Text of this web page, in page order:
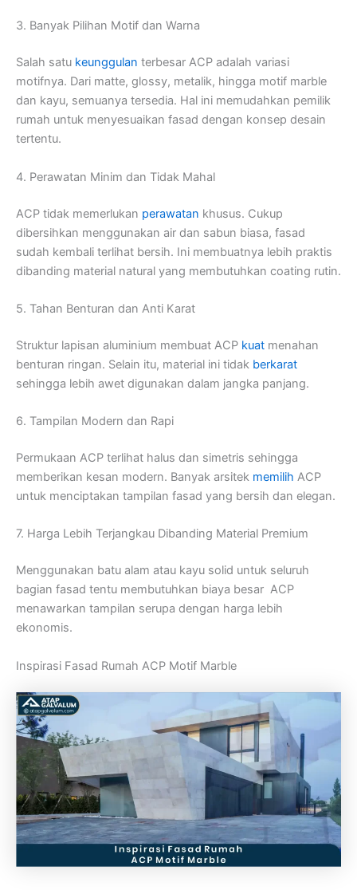
3. Banyak Pilihan Motif dan Warna
Salah satu keunggulan terbesar ACP adalah variasi
motifnya. Dari matte, glossy, metalik, hingga motif marble
dan kayu, semuanya tersedia. Hal ini memudahkan pemilik
rumah untuk menyesuaikan fasad dengan konsep desain
tertentu.
4. Perawatan Minim dan Tidak Mahal
ACP tidak memerlukan perawatan khusus. Cukup
dibersihkan menggunakan air dan sabun biasa, fasad
sudah kembali terlihat bersih. Ini membuatnya lebih praktis
dibanding material natural yang membutuhkan coating rutin.
5. Tahan Benturan dan Anti Karat
Struktur lapisan aluminium membuat ACP kuat menahan
benturan ringan. Selain itu, material ini tidak berkarat
sehingga lebih awet digunakan dalam jangka panjang.
6. Tampilan Modern dan Rapi
Permukaan ACP terlihat halus dan simetris sehingga
memberikan kesan modern. Banyak arsitek memilih ACP
untuk menciptakan tampilan fasad yang bersih dan elegan.
7. Harga Lebih Terjangkau Dibanding Material Premium
Menggunakan batu alam atau kayu solid untuk seluruh
bagian fasad tentu membutuhkan biaya besar ACP
menawarkan tampilan serupa dengan harga lebih
ekonomis.
Inspirasi Fasad Rumah ACP Motif Marble